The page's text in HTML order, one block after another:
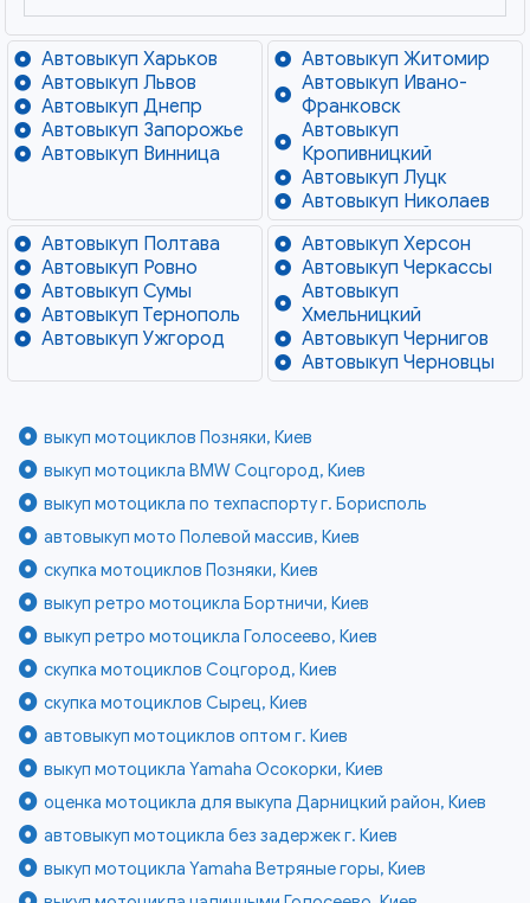
Автовыкуп Харьков
Автовыкуп Львов
Автовыкуп Днепр
Автовыкуп Запорожье
Автовыкуп Винница
Автовыкуп Житомир
Автовыкуп Ивано-
Франковск
Автовыкуп
Кропивницкий
Автовыкуп Луцк
Автовыкуп Николаев
Автовыкуп Полтава
Автовыкуп Ровно
Автовыкуп Сумы
Автовыкуп Тернополь
Автовыкуп Ужгород
Автовыкуп Херсон
Автовыкуп Черкассы
Автовыкуп
Хмельницкий
Автовыкуп Чернигов
Автовыкуп Черновцы
выкуп мотоциклов Позняки, Киев
выкуп мотоцикла BMW Соцгород, Киев
выкуп мотоцикла по техпаспорту г. Борисполь
автовыкуп мото Полевой массив, Киев
скупка мотоциклов Позняки, Киев
выкуп ретро мотоцикла Бортничи, Киев
выкуп ретро мотоцикла Голосеево, Киев
скупка мотоциклов Соцгород, Киев
скупка мотоциклов Сырец, Киев
автовыкуп мотоциклов оптом г. Киев
выкуп мотоцикла Yamaha Осокорки, Киев
оценка мотоцикла для выкупа Дарницкий район, Киев
автовыкуп мотоцикла без задержек г. Киев
выкуп мотоцикла Yamaha Ветряные горы, Киев